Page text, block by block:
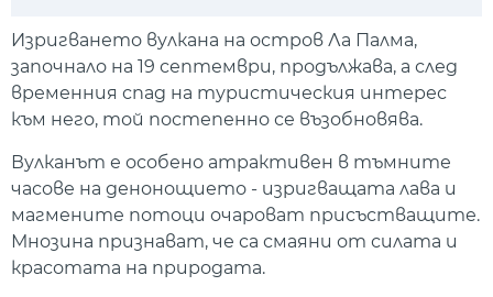
Изригването вулкана на остров Ла Палма,
започнало на 19 септември, продължава, а след
временния спад на туристическия интерес
към него, той постепенно се възобновява.
Вулканът е особено атрактивен в тъмните
часове на денонощието - изригващата лава и
магмените потоци очароват присъстващите.
Мнозина признават, че са смаяни от силата и
красотата на природата.